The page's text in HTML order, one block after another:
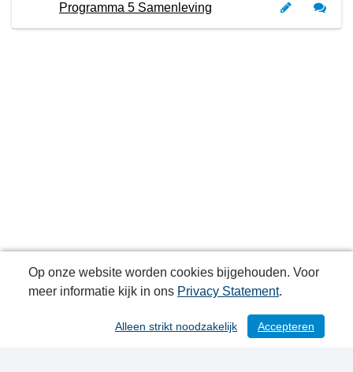
Programma 5 Samenleving
Op onze website worden cookies bijgehouden. Voor
meer informatie kijk in ons Privacy Statement.
Accepteren
Alleen strikt noodzakelijk